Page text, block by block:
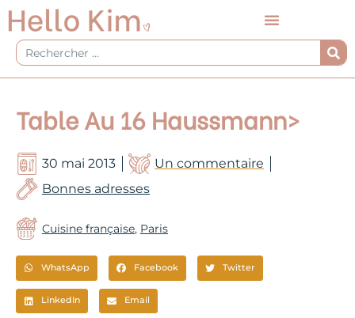
Aller
au
contenu
Rechercher
Table Au 16 Haussmann>
30 mai 2013
Un commentaire
Bonnes adresses
Cuisine française, Paris
WhatsApp Facebook Twitter
LinkedIn Email